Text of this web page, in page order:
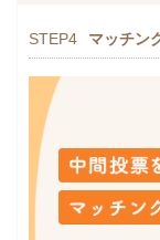
STEP4 マッチン